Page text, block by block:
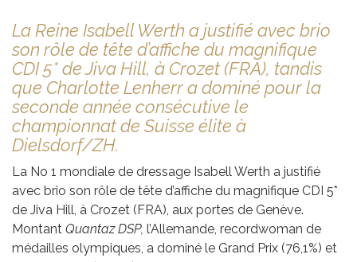
La Reine Isabell Werth a justifié avec brio
son rôle de tête d’affiche du magnifique
CDI 5* de Jiva Hill, à Crozet (FRA), tandis
que Charlotte Lenherr a dominé pour la
seconde année consécutive le
championnat de Suisse élite à
Dielsdorf/ZH.
La No 1 mondiale de dressage Isabell Werth a justifié
avec brio son rôle de tête d’affiche du magnifique CDI 5*
de Jiva Hill, à Crozet (FRA), aux portes de Genève.
Montant Quantaz DSP, l’Allemande, recordwoman de
médailles olympiques, a dominé le Grand Prix (76,1%) et